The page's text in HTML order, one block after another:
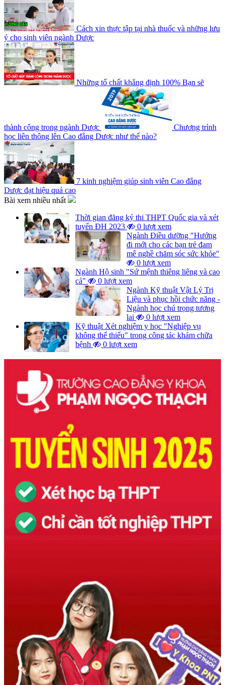
Cách xin thực tập tại nhà thuốc và những lưu
ý cho sinh viên ngành Dược
Những tố chất khẳng định 100% Bạn sẽ
thành công trong ngành Dược
Chương trình
học liên thông lên Cao đẳng Dược như thế nào?
7 kinh nghiệm giúp sinh viên Cao đẳng
Dược đạt hiệu quả cao
Bài xem nhiều nhất
Thời gian đăng ký thi THPT Quốc gia và xét
tuyển ĐH 2023
0 lượt xem
Ngành Điều dưỡng "Hướng
đi mới cho các bạn trẻ đam
mê nghề chăm sóc sức khỏe"
0 lượt xem
Ngành Hộ sinh "Sứ mệnh thiêng liêng và cao
cả"
0 lượt xem
Ngành Kỹ thuật Vật Lý Trị
Liệu và phục hồi chức năng -
Ngành học chú trọng tương
lai
0 lượt xem
Kỹ thuật Xét nghiệm y học "Nghiệp vụ
không thể thiếu" trong công tác khám chữa
bệnh
0 lượt xem